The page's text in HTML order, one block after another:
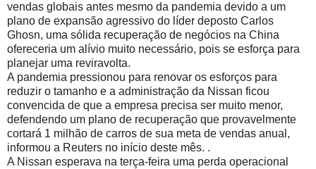
vendas globais antes mesmo da pandemia devido a um
plano de expansão agressivo do líder deposto Carlos
Ghosn, uma sólida recuperação de negócios na China
ofereceria um alívio muito necessário, pois se esforça para
planejar uma reviravolta.
A pandemia pressionou para renovar os esforços para
reduzir o tamanho e a administração da Nissan ficou
convencida de que a empresa precisa ser muito menor,
defendendo um plano de recuperação que provavelmente
cortará 1 milhão de carros de sua meta de vendas anual,
informou a Reuters no início deste mês. .
A Nissan esperava na terça-feira uma perda operacional